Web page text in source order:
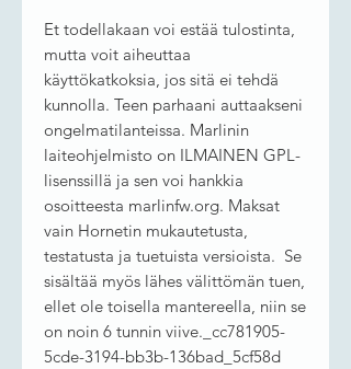
Et todellakaan voi estää tulostinta,
mutta voit aiheuttaa
käyttökatkoksia, jos sitä ei tehdä
kunnolla. Teen parhaani auttaakseni
ongelmatilanteissa. Marlinin
laiteohjelmisto on ILMAINEN GPL-
lisenssillä ja sen voi hankkia
osoitteesta marlinfw.org. Maksat
vain Hornetin mukautetusta,
testatusta ja tuetuista versioista. Se
sisältää myös lähes välittömän tuen,
ellet ole toisella mantereella, niin se
on noin 6 tunnin viive._cc781905-
5cde-3194-bb3b-136bad_5cf58d